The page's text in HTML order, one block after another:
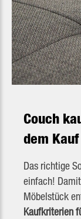
Couch
dem
Das richtige
einfach!
Möbelstück
Kaufkriterien